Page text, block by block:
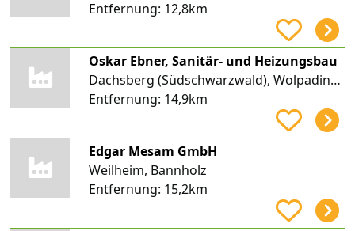
Entfernung: 12,8km
Oskar Ebner, Sanitär- und Heizungsbau
Dachsberg (Südschwarzwald), Wolpadingen
Entfernung: 14,9km
Edgar Mesam GmbH
Weilheim, Bannholz
Entfernung: 15,2km